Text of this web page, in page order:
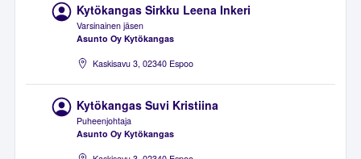
Kytökangas Sirkku Leena Inkeri
Varsinainen jäsen
Asunto Oy Kytökangas
Kaskisavu 3, 02340 Espoo
Kytökangas Suvi Kristiina
Puheenjohtaja
Asunto Oy Kytökangas